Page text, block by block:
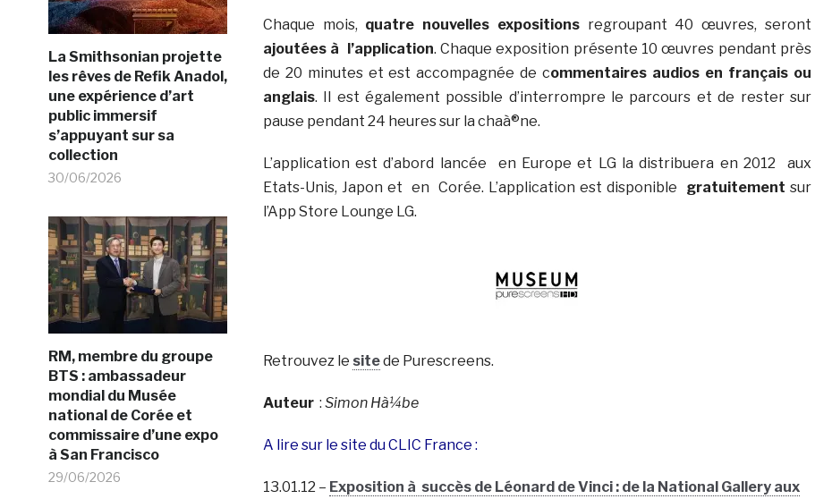
La Smithsonian projette
les rêves de Refik Anadol,
une expérience d’art
public immersif
s’appuyant sur sa
collection
30/06/2026
RM, membre du groupe
BTS : ambassadeur
mondial du Musée
national de Corée et
commissaire d’une expo
à San Francisco
29/06/2026
Chaque mois, quatre nouvelles expositionsregroupant 40 œuvres, seront
ajoutées à l’application. Chaque exposition présente 10 œuvres pendant près
de 20 minutes et est accompagnée de commentaires audios en français ou
anglais. Il est également possible d’interrompre le parcours et de rester sur
pause pendant 24 heures sur la chaà®ne.
L’application est d’abord lancée en Europe et LG la distribuera en 2012 aux
Etats-Unis, Japon et en Corée. L’application est disponible gratuitement sur
l’App Store Lounge LG.
Retrouvez le sitede Purescreens.
Auteur: Simon Hà¼be
A lire sur le site du CLIC France :
13.01.12 – Exposition à succès de Léonard de Vinci : de la National Gallery aux